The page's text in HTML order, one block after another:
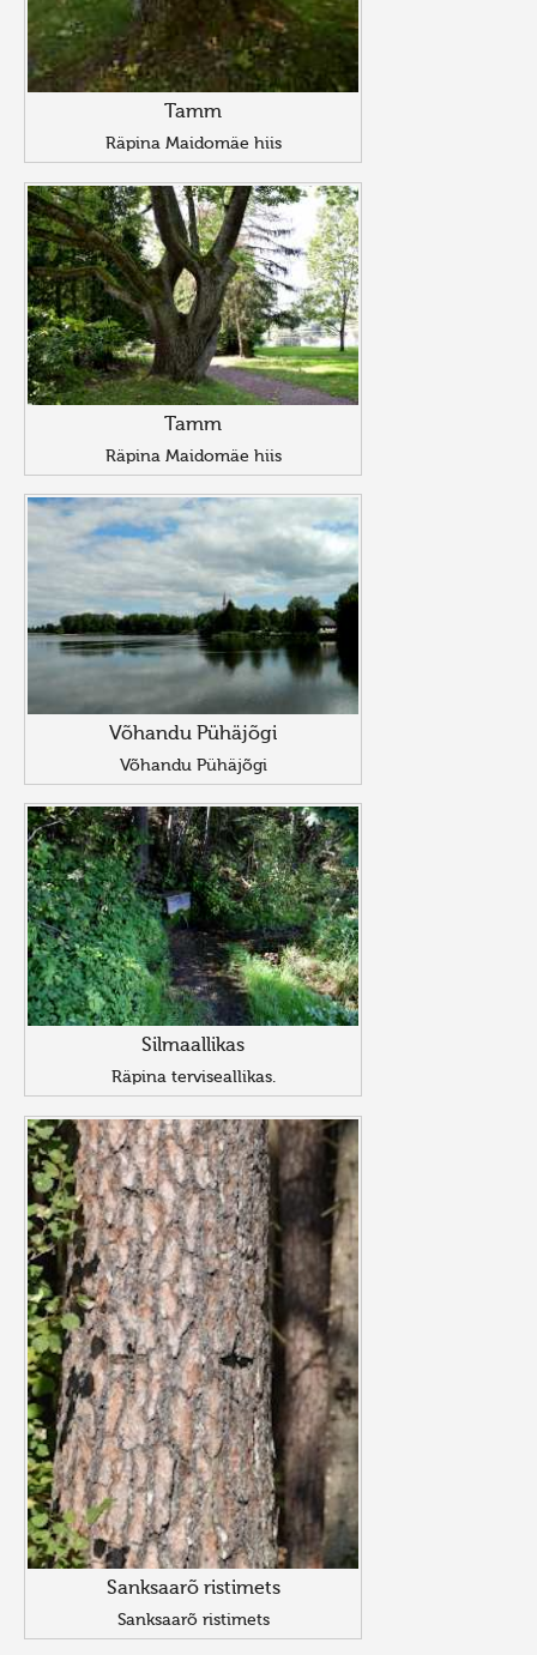
Tamm
Räpina Maidomäe hiis
Tamm
Räpina Maidomäe hiis
Võhandu Pühäjõgi
Võhandu Pühäjõgi
Silmaallikas
Räpina terviseallikas.
Sanksaarõ ristimets
Sanksaarõ ristimets